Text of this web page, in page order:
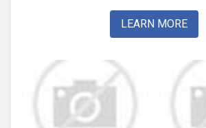
LEARN MORE